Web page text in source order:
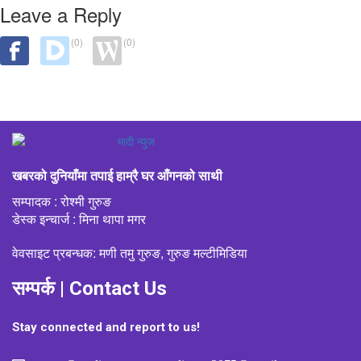
Leave a Reply
(0) (0)
खबरको दुनियाँमा तपाई हाम्रै घर आँगनको साथी
सम्पादक : रोश्मी गुरुङ
डेस्क इन्चार्ज : मिना थापा मगर
वेवसाइट प्रबन्धक: मणी तमु गुरुङ, गुरुङ मल्टीमिडिया
सम्पर्क | Contact Us
Stay connected and report to us!